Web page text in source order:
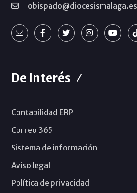
obispado@diocesismalaga.es
De Interés
Contabilidad ERP
Correo 365
Sistema de información
Aviso legal
Política de privacidad